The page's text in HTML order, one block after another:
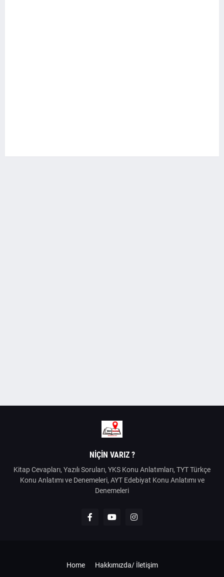
NIÇIN VARIZ ?
Kitap Cevapları, Yazılı Soruları, YKS Konu Anlatımları, TYT Türkçe
Konu Anlatımı ve Denemeleri, AYT Edebiyat Konu Anlatımı ve
Denemeleri
Home Hakkımızda/ İletişim